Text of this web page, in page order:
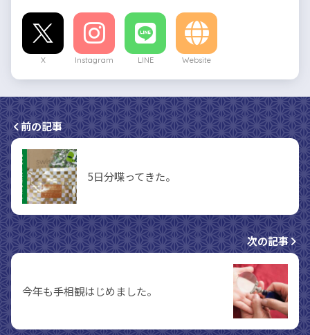
X Instagram LINE Website
前の記事
5日分喋ってきた。
次の記事
今年も手相観はじめました。